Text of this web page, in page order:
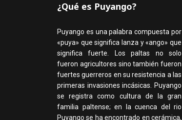
¿Qué es Puyango?
Puyango es una palabra compuesta por
«puya» que significa lanza y «ango» que
significa fuerte. Los paltas no solo
fueron agricultores sino también fueron
fuertes guerreros en su resistencia a las
primeras invasiones incásicas. Puyango
se registra como cultura de la gran
familia paltense; en la cuenca del rio
Puyango se ha encontrado en cerámica,